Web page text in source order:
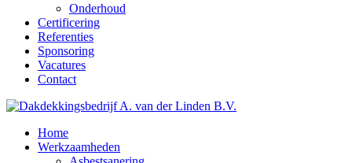
Onderhoud
Certificering
Referenties
Sponsoring
Vacatures
Contact
Home
Werkzaamheden